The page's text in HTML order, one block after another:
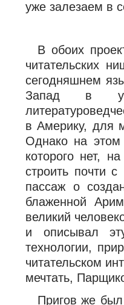
уже залезаем в
В обоих
читательских
сегодняшнем
Запад в
в Америку, для
Однако на этом
которого нет,
строить почти
пассаж о
блаженной
великий
и описывал
технологии,
читательском
мечтать,
Пригов же